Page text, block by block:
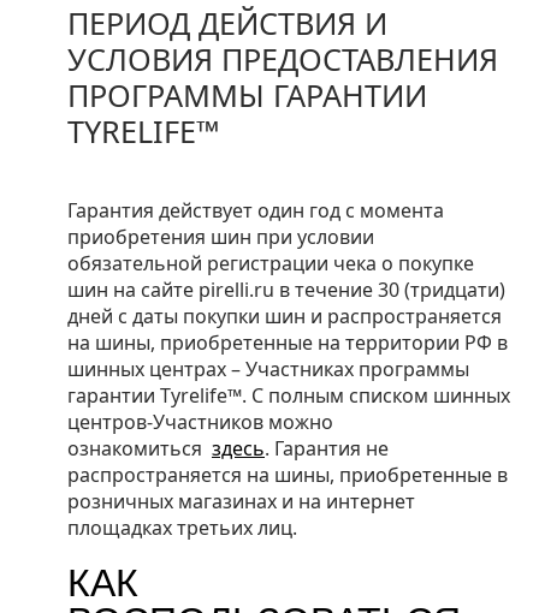
ПЕРИОД ДЕЙСТВИЯ И
УСЛОВИЯ ПРЕДОСТАВЛЕНИЯ
ПРОГРАММЫ ГАРАНТИИ
TYRELIFE™
Гарантия действует один год с момента
приобретения шин при условии
обязательной регистрации чека о покупке
шин на сайте pirelli.ru в течение 30 (тридцати)
дней с даты покупки шин и распространяется
на шины, приобретенные на территории РФ в
шинных центрах – Участниках программы
гарантии Tyrelife™. С полным списком шинных
центров-Участников можно
ознакомиться здесь. Гарантия не
распространяется на шины, приобретенные в
розничных магазинах и на интернет
площадках третьих лиц.
КАК